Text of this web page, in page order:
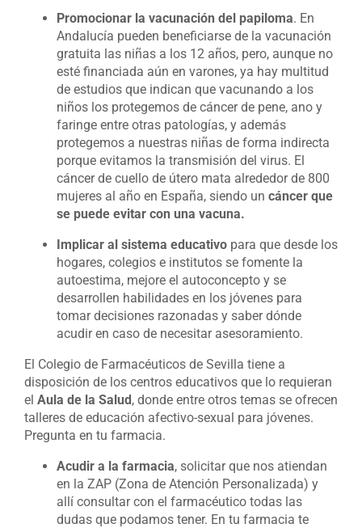
Promocionar la vacunación del papiloma. En
Andalucía pueden beneficiarse de la vacunación
gratuita las niñas a los 12 años, pero, aunque no
esté financiada aún en varones, ya hay multitud
de estudios que indican que vacunando a los
niños los protegemos de cáncer de pene, ano y
faringe entre otras patologías, y además
protegemos a nuestras niñas de forma indirecta
porque evitamos la transmisión del virus. El
cáncer de cuello de útero mata alrededor de 800
mujeres al año en España, siendo un cáncer que
se puede evitar con una vacuna.
Implicar al sistema educativo para que desde los
hogares, colegios e institutos se fomente la
autoestima, mejore el autoconcepto y se
desarrollen habilidades en los jóvenes para
tomar decisiones razonadas y saber dónde
acudir en caso de necesitar asesoramiento.
El Colegio de Farmacéuticos de Sevilla tiene a
disposición de los centros educativos que lo requieran
el Aula de la Salud, donde entre otros temas se ofrecen
talleres de educación afectivo-sexual para jóvenes.
Pregunta en tu farmacia.
Acudir a la farmacia, solicitar que nos atiendan
en la ZAP (Zona de Atención Personalizada) y
allí consultar con el farmacéutico todas las
dudas que podamos tener. En tu farmacia te